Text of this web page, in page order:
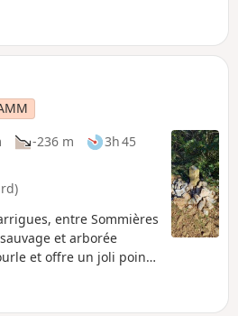
-236 m
3h 45
entre Sommières
et arborée
et offre un joli point